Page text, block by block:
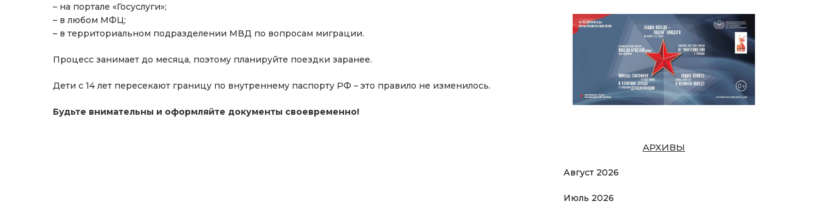
– на портале «Госуслуги»;
– в любом МФЦ;
– в территориальном подразделении МВД по вопросам миграции.
Процесс занимает до месяца, поэтому планируйте поездки заранее.
Дети с 14 лет пересекают границу по внутреннему паспорту РФ – это правило не изменилось.
Будьте внимательны и оформляйте документы своевременно!
АРХИВЫ
Август 2026
Июль 2026